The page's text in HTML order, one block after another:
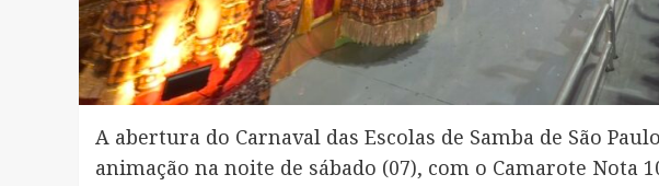
A abertura do Carnaval das Escolas de Samba de São
animação na noite de sábado (07), com o Camarote Nota